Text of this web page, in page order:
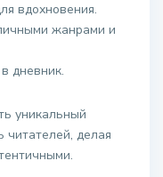
вдохновения.
жанрами и
дневник.
уникальный
читателей, делая